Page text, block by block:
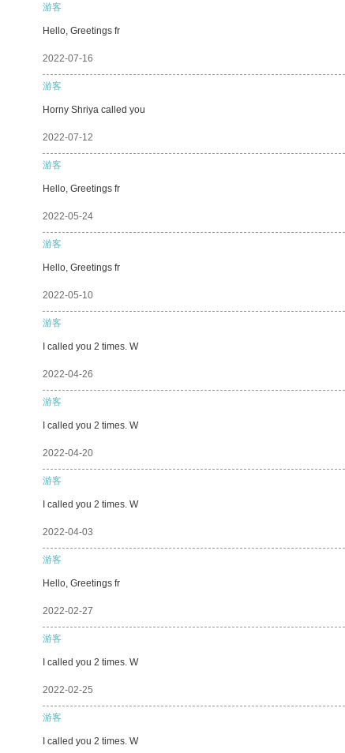
游客
Hello, Greetings fr
2022-07-16
游客
Horny Shriya called you
2022-07-12
游客
Hello, Greetings fr
2022-05-24
游客
Hello, Greetings fr
2022-05-10
游客
I called you 2 times. W
2022-04-26
游客
I called you 2 times. W
2022-04-20
游客
I called you 2 times. W
2022-04-03
游客
Hello, Greetings fr
2022-02-27
游客
I called you 2 times. W
2022-02-25
游客
I called you 2 times. W